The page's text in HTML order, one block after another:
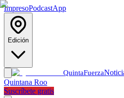
ImpresoPodcastApp
Edición
QuintaFuerza
Quintana Roo
Suscríbete gratis